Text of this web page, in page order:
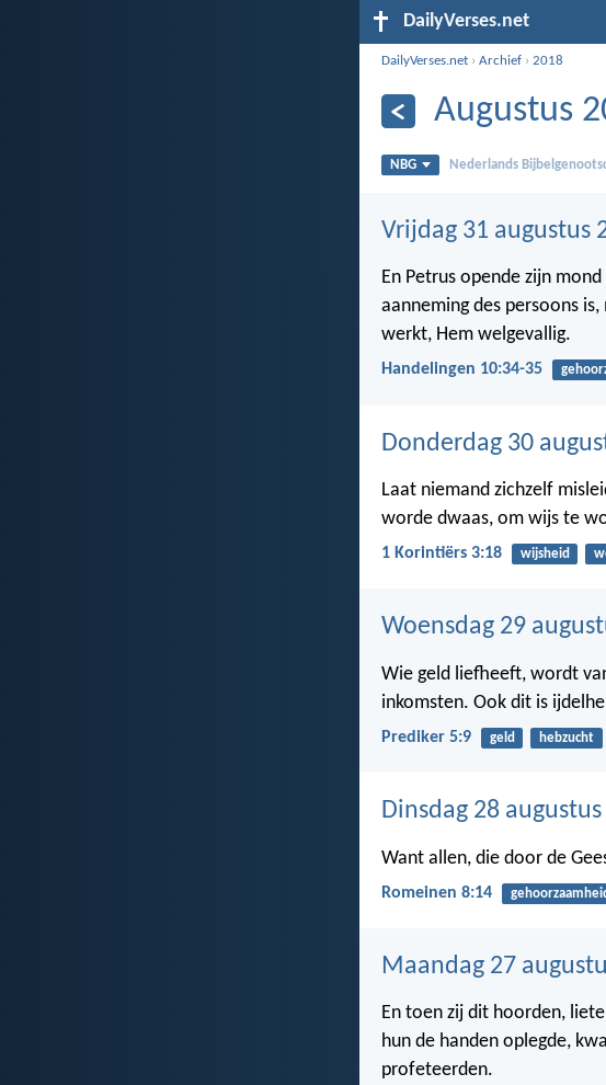
DailyVerses.net
DailyVerses.net ›Archief ›2018
Augustus
NBG Nederlands
Vrijdag 31 augustus
En Petrus opende zijn
aanneming des persoons
werkt, Hem welgevallig.
Handelingen 10:34-35
Donderdag 30
Laat niemand zichzelf
worde dwaas, om wijs te
1 Korintiërs 3:18 wijsheid
Woensdag 29
Wie geld liefheeft, wordt
inkomsten. Ook dit is
Prediker 5:9 geld hebzucht
Dinsdag 28
Want allen, die door de
Romeinen 8:14
Maandag 27
En toen zij dit hoorden,
hun de handen oplegde,
profeteerden.